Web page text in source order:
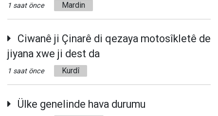
1 saat önce Mardin
Ciwanê ji Çinarê di qezaya motosîkletê de
jiyana xwe ji dest da
1 saat önce Kurdî
Ülke genelinde hava durumu